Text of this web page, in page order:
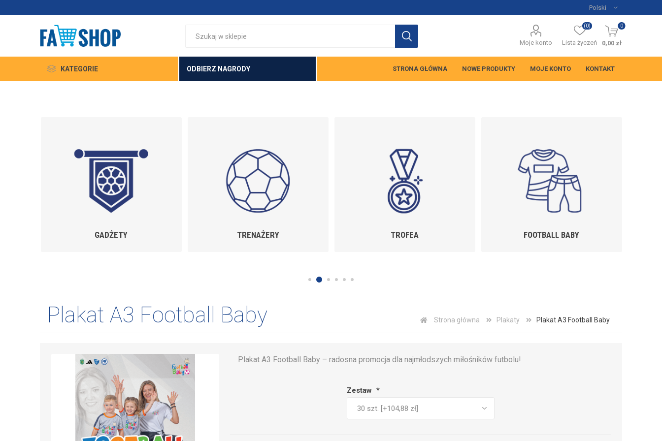
Moje konto Lista życzeń
(0) 0
0,00 zł
KATEGORIE ODBIERZ NAGRODY STRONA GŁÓWNA NOWE PRODUKTY MOJE KONTO KONTAKT
GADŻETY TRENAŻERY TROFEA FOOTBALL BABY
Strona główna Plakaty Plakat A3 Football Baby
Plakat A3 Football Baby
Plakat A3 Football Baby – radosna promocja dla najmłodszych miłośników futbolu!
Zestaw *